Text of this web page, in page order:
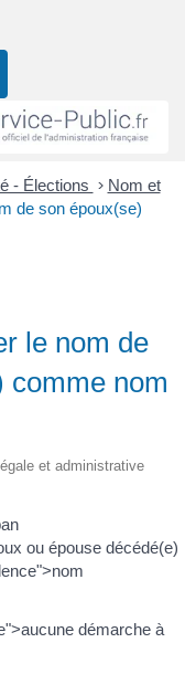
- Élections > Nom et
de son époux(se)
le nom de
comme nom
et administrative
ou épouse décédé(e)
démarche à